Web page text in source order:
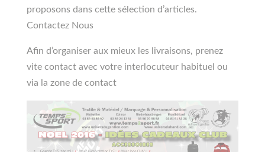
proposons dans cette sélection d’articles.
Contactez Nous
Afin d’organiser aux mieux les livraisons, prenez
vite contact avec votre interlocuteur habituel ou
via la zone de contact